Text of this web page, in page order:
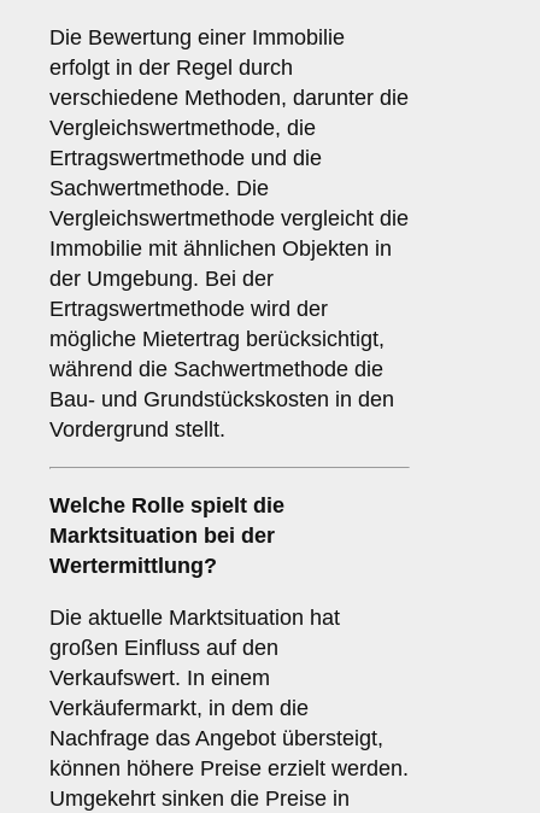
Die Bewertung einer Immobilie
erfolgt in der Regel durch
verschiedene Methoden, darunter die
Vergleichswertmethode, die
Ertragswertmethode und die
Sachwertmethode. Die
Vergleichswertmethode vergleicht die
Immobilie mit ähnlichen Objekten in
der Umgebung. Bei der
Ertragswertmethode wird der
mögliche Mietertrag berücksichtigt,
während die Sachwertmethode die
Bau- und Grundstückskosten in den
Vordergrund stellt.
Welche Rolle spielt die
Marktsituation bei der
Wertermittlung?
Die aktuelle Marktsituation hat
großen Einfluss auf den
Verkaufswert. In einem
Verkäufermarkt, in dem die
Nachfrage das Angebot übersteigt,
können höhere Preise erzielt werden.
Umgekehrt sinken die Preise in